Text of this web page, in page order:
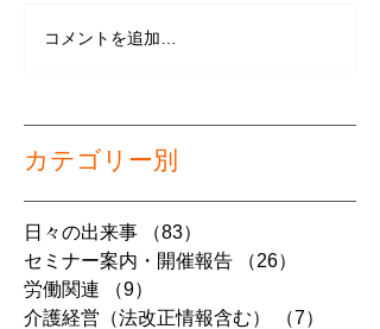
コメントを追加…
カテゴリー別
日々の出来事 （83）
セミナー案内・開催報告
（26）
労働関連
（9）
介護経営（法改正情報含む）
（7）